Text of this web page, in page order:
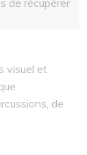
visuel et
de